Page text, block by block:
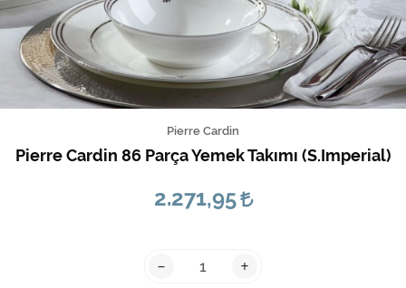
Pierre Cardin
Pierre Cardin 86 Parça Yemek Takımı (S.Imperial)
2.271,95
- +